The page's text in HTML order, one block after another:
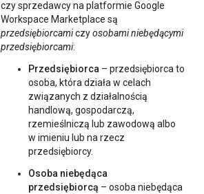
czy sprzedawcy na platformie Google
Workspace Marketplace są
przedsiębiorcamiczyosobami niebędącymi
przedsiębiorcami:
Przedsiębiorca – przedsiębiorca to
osoba, która działa w celach
związanych z działalnością
handlową, gospodarczą,
rzemieślniczą lub zawodową albo
w imieniu lub na rzecz
przedsiębiorcy.
Osoba niebędąca
przedsiębiorcą – osoba niebędąca